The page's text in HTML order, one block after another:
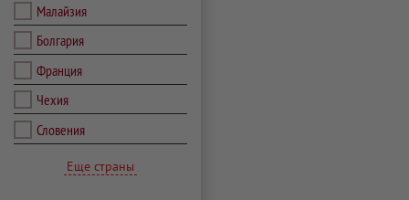
Малайзия
Болгария
Франция
Чехия
Словения
Еще страны